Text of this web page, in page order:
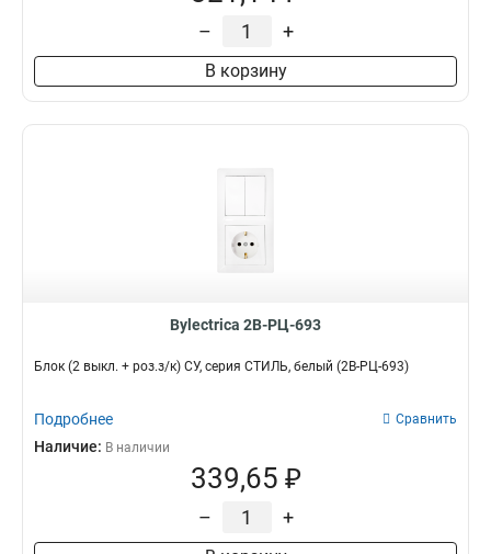
– +
В корзину
Bylectrica 2В-РЦ-693
Блок (2 выкл. + роз.з/к) СУ, серия СТИЛЬ, белый (2В-РЦ-693)
Подробнее Сравнить
Наличие: В наличии
339,65 ₽
– +